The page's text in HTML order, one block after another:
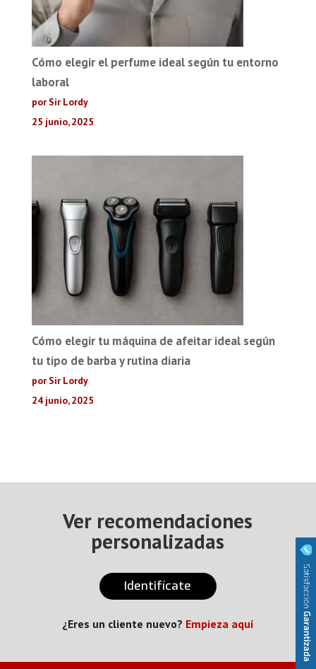
Cómo elegir el perfume ideal según tu entorno
laboral
por Sir Lordy
25 junio, 2025
Cómo elegir tu máquina de afeitar ideal según
tu tipo de barba y rutina diaria
por Sir Lordy
24 junio, 2025
Ver recomendaciones
personalizadas
Identifícate
¿Eres un cliente nuevo? Empieza aquí